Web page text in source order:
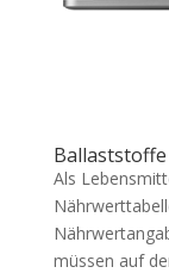
Als
müssen auf